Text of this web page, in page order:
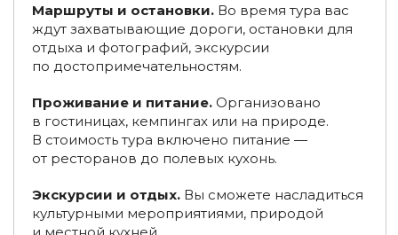
Туры на квадроциклах и мотоциклах по Кавказу
Туры на багги на Кавказ
Эндуро-туры в Северную Осетию
Туры на квадроциклах и мотоциклах в Кабардино-
Туры на квадроциклах в Карачаево-Черкесии
Маршруты и остановки. Во время тура вас
ждут захватывающие дороги, остановки для
отдыха и фотографий, экскурсии
по достопримечательностям.
Проживание и питание. Организовано
в гостиницах, кемпингах или на природе.
В стоимость тура включено питание —
от ресторанов до полевых кухонь.
Экскурсии и отдых. Вы сможете насладиться
культурными мероприятиями, природой